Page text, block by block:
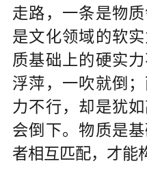
走路，一条是物
是文化领域的软
质基础上的硬实
浮萍，一吹就倒
力不行，却是犹
会倒下。物质是
者相互匹配，才能